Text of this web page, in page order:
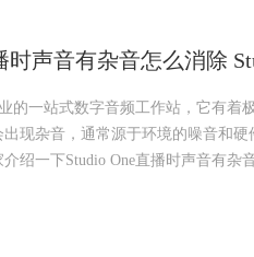
时声音有杂音怎么消除
的一站式数字音频工作站，它有
现杂音，通常源于环境的噪音和
绍一下Studio One直播时声音有杂